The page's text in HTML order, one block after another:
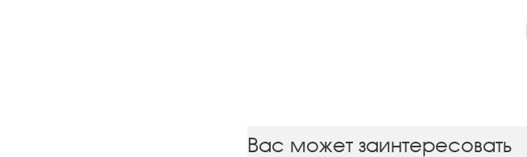
Вас может заинтересовать